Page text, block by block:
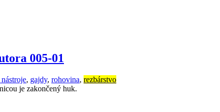
005-01
, gajdy, rohovina, rezbárstvo
je zakončený huk.